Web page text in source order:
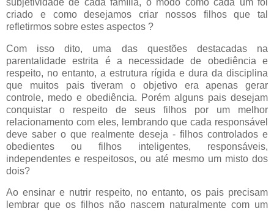
criado e como desejamos criar nossos filhos que tal
refletirmos sobre estes aspectos ?
Com isso dito, uma das questões destacadas na
parentalidade estrita é a necessidade de obediência e
respeito, no entanto, a estrutura rígida e dura da disciplina
que muitos pais tiveram o objetivo era apenas gerar
controle, medo e obediência. Porém alguns pais desejam
conquistar o respeito de seus filhos por um melhor
relacionamento com eles, lembrando que cada responsável
deve saber o que realmente deseja - filhos controlados e
obedientes ou filhos inteligentes, responsáveis,
independentes e respeitosos, ou até mesmo um misto dos
dois?
Ao ensinar e nutrir respeito, no entanto, os pais precisam
lembrar que os filhos não nascem naturalmente com um